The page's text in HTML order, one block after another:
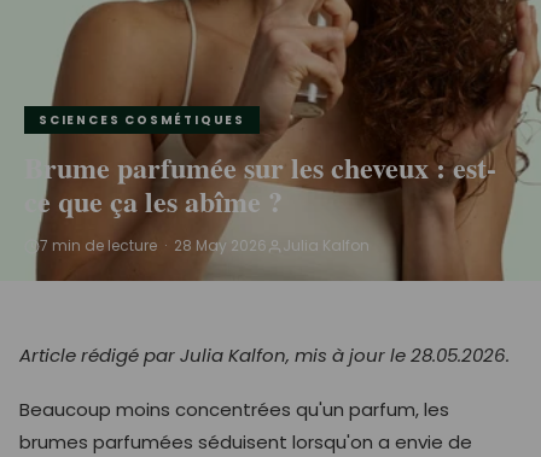
SCIENCES COSMÉTIQUES
Brume parfumée sur les cheveux : est-
ce que ça les abîme ?
7 min de lecture · 28 May 2026 Julia Kalfon
Article rédigé par Julia Kalfon, mis à jour le 28.05.2026.
Beaucoup moins concentrées qu'un parfum, les
brumes parfumées séduisent lorsqu'on a envie de